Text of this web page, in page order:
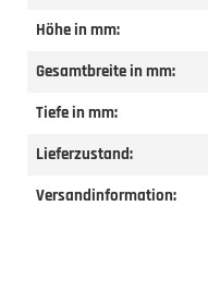
Höhe in mm:
Gesamtbreite in mm:
Tiefe in mm:
Lieferzustand:
Versandinformation: